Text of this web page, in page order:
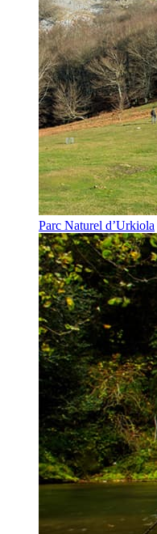
Parc Naturel d’Urkiola